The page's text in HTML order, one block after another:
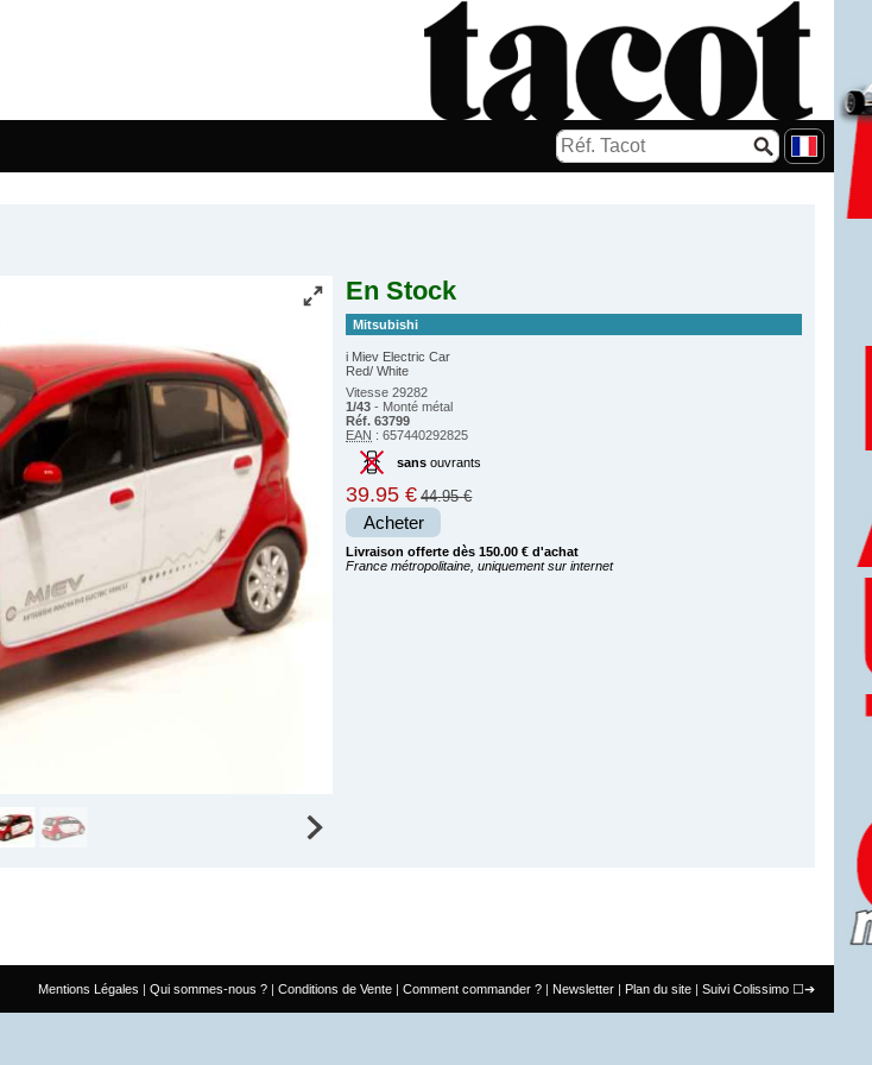
En Stock
Mitsubishi
i Miev Electric Car
Red/ White
Vitesse 29282
1/43 - Monté métal
Réf. 63799
EAN : 657440292825
sansouvrants
39.95 € 44.95 €
Acheter
Livraison offerte dès 150.00 € d'achat
France métropolitaine, uniquement sur internet
Mentions Légales Qui sommes-nous ? Conditions de Vente Comment commander ? Newsletter Plan du site Suivi Colissimo